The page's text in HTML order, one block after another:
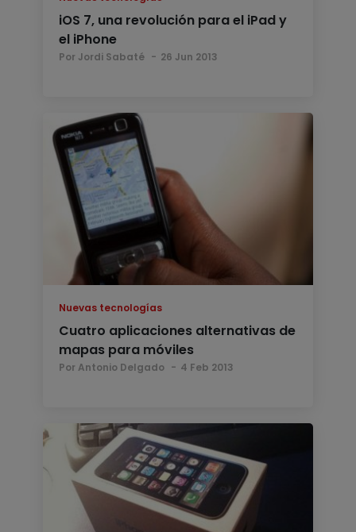
iOS 7, una revolución para el iPad y
el iPhone
Por Jordi Sabaté 26 Jun 2013
Nuevas tecnologías
Cuatro aplicaciones alternativas de
mapas para móviles
Por Antonio Delgado 4 Feb 2013